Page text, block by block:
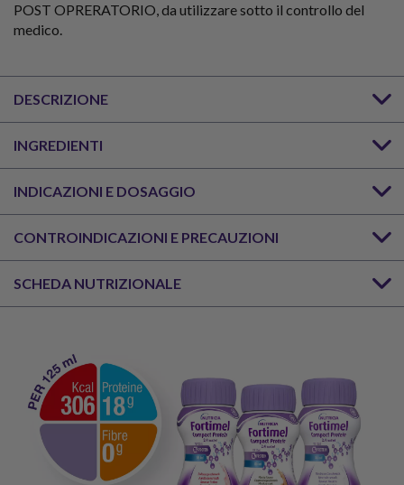
POST OPRERATORIO, da utilizzare sotto il controllo del
medico.
DESCRIZIONE
INGREDIENTI
INDICAZIONI E DOSAGGIO
CONTROINDICAZIONI E PRECAUZIONI
SCHEDA NUTRIZIONALE